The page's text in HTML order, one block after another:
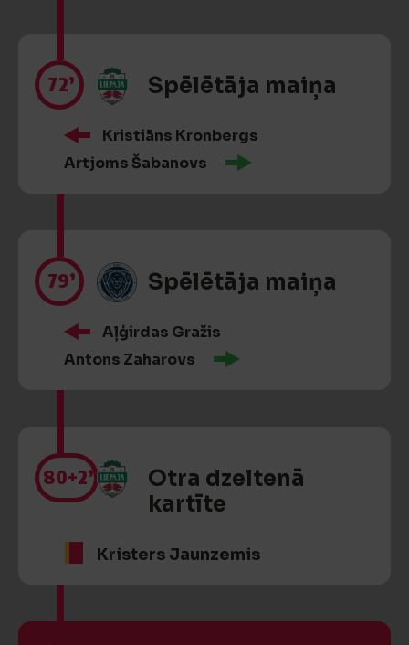
72’ Spēlētāja maiņa
Kristiāns Kronbergs
Artjoms Šabanovs
79’ Spēlētāja maiņa
Aļģirdas Gražis
Antons Zaharovs
80+2’
Otra dzeltenā
kartīte
Kristers Jaunzemis